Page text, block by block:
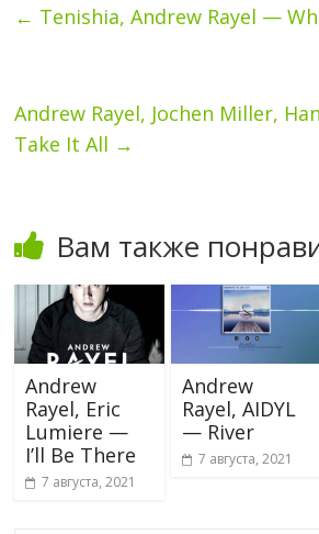
← Tenishia, Andrew Rayel —
Andrew Rayel, Jochen Miller,
Take It All →
Вам также
Andrew
Rayel, Eric
Lumiere —
I’ll Be There
7 августа, 2021
Andrew
Rayel, AIDYL
— River
7 августа, 2021